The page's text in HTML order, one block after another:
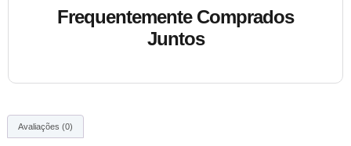
Frequentemente Comprados
Juntos
Avaliações (0)